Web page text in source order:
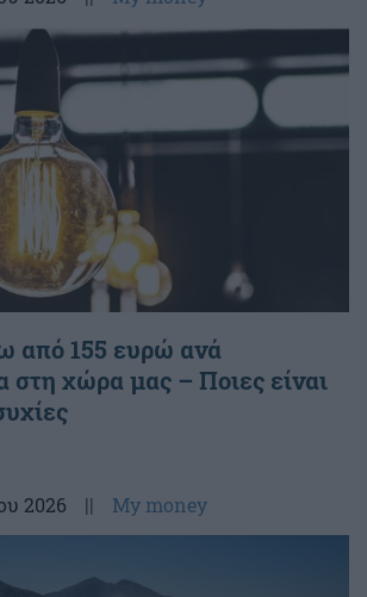
από 155 ευρώ ανά
χώρα μας – Ποιες είναι
2026 || My money